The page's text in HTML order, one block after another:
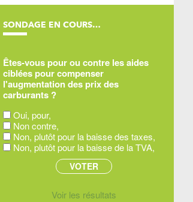
SONDAGE EN COURS…
Êtes-vous pour ou contre les aides
ciblées pour compenser
l'augmentation des prix des
carburants ?
Oui, pour,
Non contre,
Non, plutôt pour la baisse des taxes,
Non, plutôt pour la baisse de la TVA,
Voir les résultats